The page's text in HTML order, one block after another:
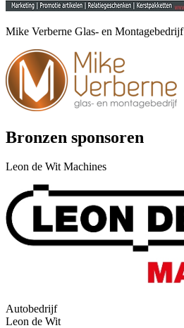
Mike Verberne Glas- en Montagebedrijf
Bronzen sponsoren
Leon de Wit Machines
Autobedrijf
Leon de Wit